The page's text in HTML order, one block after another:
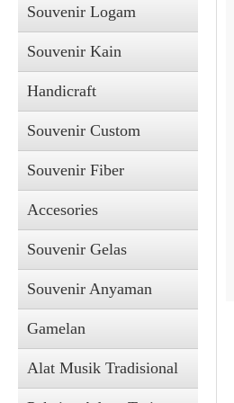
Souvenir Logam
Souvenir Kain
Handicraft
Souvenir Custom
Souvenir Fiber
Accesories
Souvenir Gelas
Souvenir Anyaman
Gamelan
Alat Musik Tradisional